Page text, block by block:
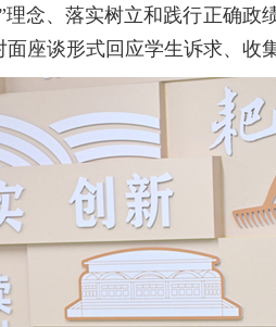
理念、落实树立和践行正确政
座谈形式回应学生诉求、收